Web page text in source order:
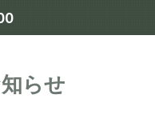
らせ